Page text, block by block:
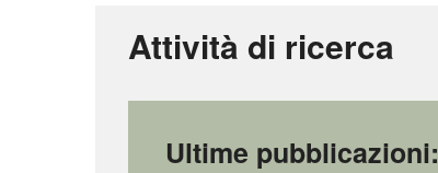
Attività di ricerca
Ultime pubblicazioni: